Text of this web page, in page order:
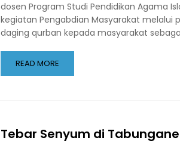
dosen Program Studi Pendidikan Agama
kegiatan Pengabdian Masyarakat
daging qurban kepada masyarakat
READ MORE
Tebar Senyum di